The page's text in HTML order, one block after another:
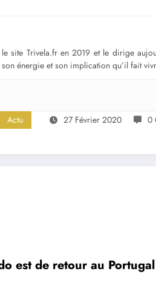
site Trivela.fr en 2019 et le dirige
son énergie et son implication qu’il fait
Actu 27 Février 2020 0
est de retour au Portugal